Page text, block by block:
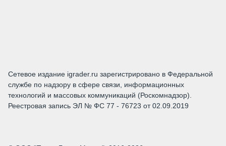
Сетевое издание igrader.ru зарегистрировано в Федеральной
службе по надзору в сфере связи, информационных
технологий и массовых коммуникаций (Роскомнадзор).
Реестровая запись ЭЛ № ФС 77 - 76723 от 02.09.2019